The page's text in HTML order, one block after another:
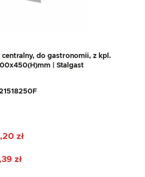
centralny, do gastronomii, z kpl.
| Stalgast
zł
zł